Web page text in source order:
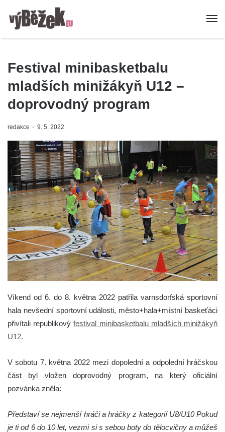
Festival minibasketbalu
mladších minižákyň U12 –
doprovodný program
redakce 9. 5. 2022
Víkend od 6. do 8. května 2022 patřila varnsdorfská sportovní
hala nevšední sportovní události, město+hala+místní baskeťáci
přivítali republikovýfestival minibasketbalu mladších minižákyň
U12.
V sobotu 7. května 2022 mezi dopolední a odpolední hráčskou
část byl vložen doprovodný program, na který oficiální
pozvánka zněla:
Představí se nejmenší hráči a hráčky z kategorií U8/U10 Pokud
je ti od 6 do 10 let, vezmi si s sebou boty do tělocvičny a můžeš